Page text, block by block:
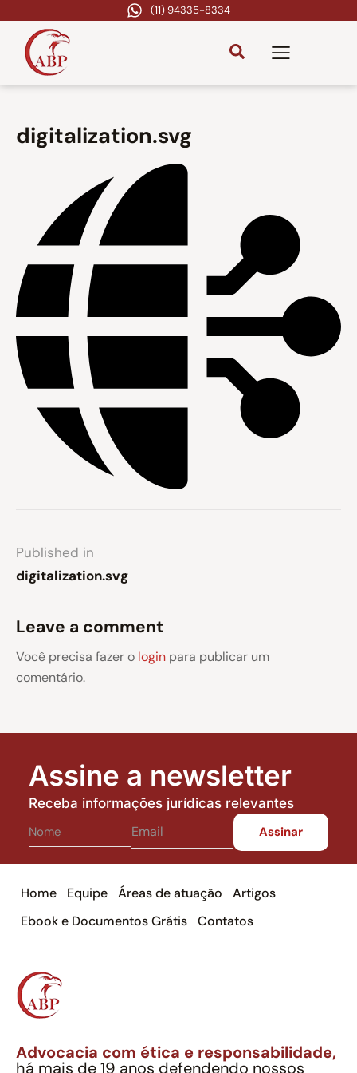
(11) 94335-8334
digitalization.svg
Published in
digitalization.svg
Leave a comment
Você precisa fazer o login para publicar um
comentário.
Assine a newsletter
Receba informações jurídicas relevantes
Home Equipe Áreas de atuação
Artigos
Ebook e Documentos Grátis
Contatos
Advocacia com ética e responsabilidade,
há mais de 19 anos defendendo nossos